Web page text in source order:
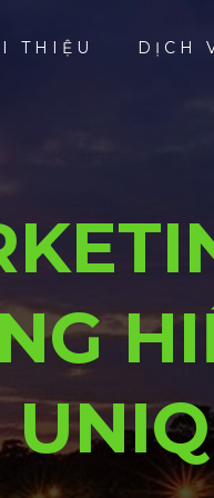
THIỆU DỊCH